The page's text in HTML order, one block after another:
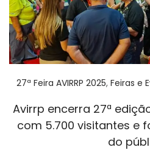
Posted in
27ª Feira AVIRRP 2025, Feiras e
Avirrp encerra 27ª
com 5.700 visitantes e
do